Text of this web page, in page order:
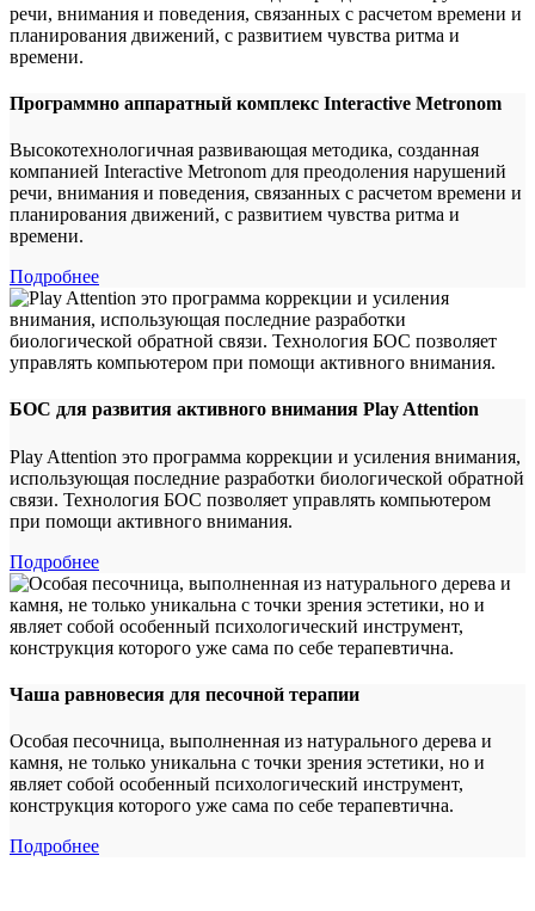
Программно аппаратный комплекс Interactive Metronom
Высокотехнологичная развивающая методика, созданная
компанией Interactive Metronom для преодоления нарушений
речи, внимания и поведения, связанных с расчетом времени и
планирования движений, с развитием чувства ритма и
времени.
Подробнее
БОС для развития активного внимания Play Attention
Play Attention это программа коррекции и усиления внимания,
использующая последние разработки биологической обратной
связи. Технология БОС позволяет управлять компьютером
при помощи активного внимания.
Подробнее
Чаша равновесия для песочной терапии
Особая песочница, выполненная из натурального дерева и
камня, не только уникальна с точки зрения эстетики, но и
являет собой особенный психологический инструмент,
конструкция которого уже сама по себе терапевтична.
Подробнее